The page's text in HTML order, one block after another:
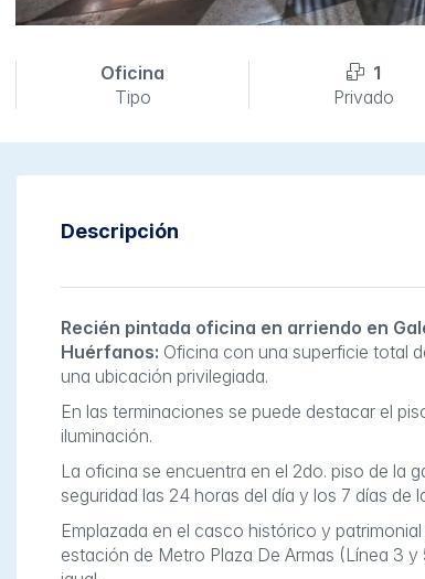
Oficina
Tipo
1
Privado
Descripción
Recién pintada oficina en arriendo en
Huérfanos: Oficina con una superficie total
una ubicación privilegiada.
En las terminaciones se puede destacar el
iluminación.
La oficina se encuentra en el 2do. piso de la
seguridad las 24 horas del día y los 7 días
Emplazada en el casco histórico y
estación de Metro Plaza De Armas (Línea 3